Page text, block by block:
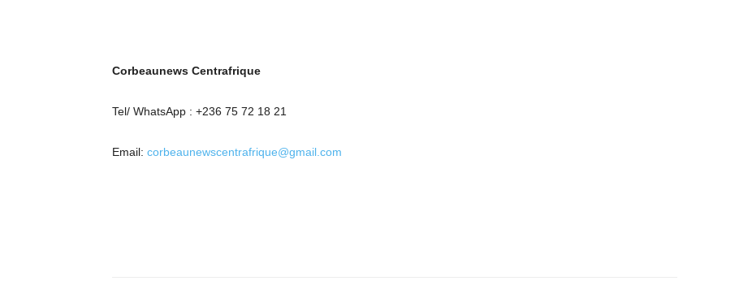
Corbeaunews Centrafrique
Tel/ WhatsApp : +236 75 72 18 21
Email: corbeaunewscentrafrique@gmail.com